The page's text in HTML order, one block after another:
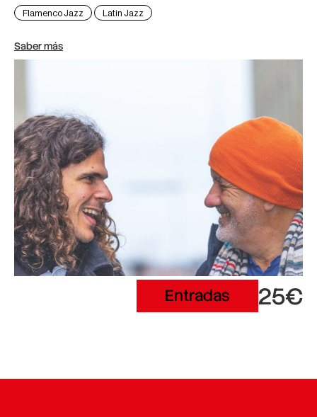
Flamenco Jazz Latin Jazz
Saber más
Entradas 25€